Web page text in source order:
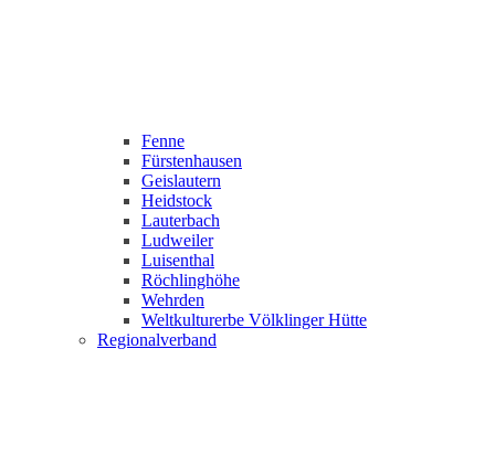
Fenne
Fürstenhausen
Geislautern
Heidstock
Lauterbach
Ludweiler
Luisenthal
Röchlinghöhe
Wehrden
Weltkulturerbe Völklinger Hütte
Regionalverband